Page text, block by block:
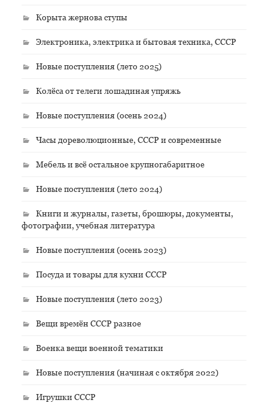
Корыта жернова ступы
Электроника, электрика и бытовая техника, СССР
Новые поступления (лето 2025)
Колёса от телеги лошадиная упряжь
Новые поступления (осень 2024)
Часы дореволюционные, СССР и современные
Мебель и всё остальное крупногабаритное
Новые поступления (лето 2024)
Книги и журналы, газеты, брошюры, документы,
фотографии, учебная литература
Новые поступления (осень 2023)
Посуда и товары для кухни СССР
Новые поступления (лето 2023)
Вещи времён СССР разное
Военка вещи военной тематики
Новые поступления (начиная с октября 2022)
Игрушки СССР